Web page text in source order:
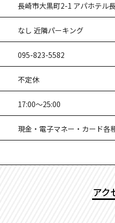
長崎市大黒町2-1 アパホテル
なし 近隣パーキング
095-823-5582
不定休
17:00～25:00
現金・電子マネー・カード各
アク